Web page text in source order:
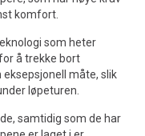
komfort.
som heter
å trekke bort
måte, slik
løpeturen.
samtidig som de har